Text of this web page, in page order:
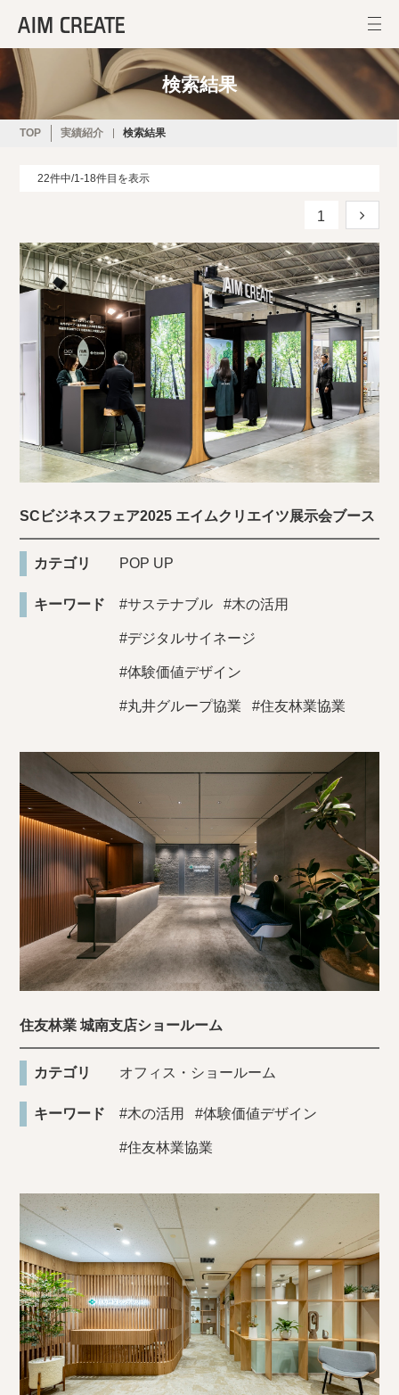
検索結果
TOP 実績紹介 検索結果
22件中/1-18件目を表示
1
SCビジネスフェア2025 エイムクリエイツ展示会ブース
カテゴリ POP UP
キーワード #サステナブル #木の活用
#デジタルサイネージ
#体験価値デザイン
#丸井グループ協業 #住友林業協業
住友林業 城南支店ショールーム
カテゴリ オフィス・ショールーム
キーワード #木の活用 #体験価値デザイン
#住友林業協業